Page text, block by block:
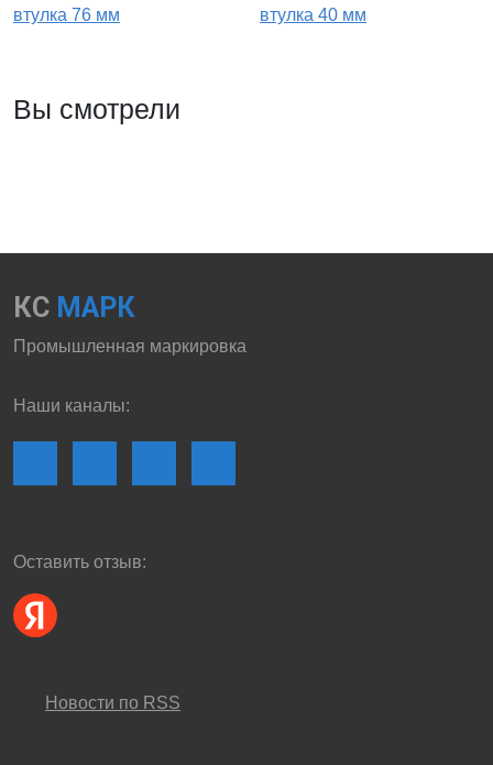
втулка 76 мм
втулка 40 мм
Вы смотрели
КС МАРК
Промышленная маркировка
Наши каналы:
Оставить отзыв:
Новости по RSS